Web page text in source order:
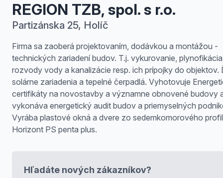
REGION TZB, spol. s r.o.
Partizánska 25, Holíč
Firma sa zaoberá projektovaním, dodávkou a montážou -
technických zariadení budov. T.j. vykurovanie,
rozvody vody a kanalizácie resp. ich prípojky do objektov.
solárne zariadenia a tepelné čerpadlá. Vyhotovuje
certifikáty na novostavby a významne obnovené budovy
vykonáva energetický audit budov a priemyselných
Vyrába plastové okná a dvere zo sedemkomorového
Horizont PS penta plus.
Hľadáte nových zákazníkov?